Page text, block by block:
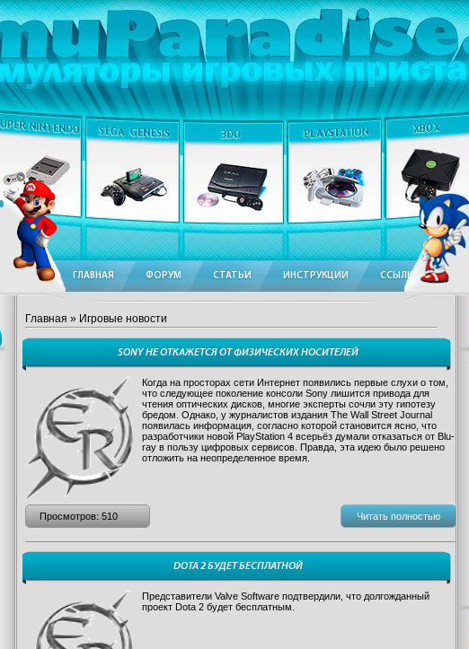
ГЛАВНАЯ ФОРУМ СТАТЬИ ИНСТРУКЦИИ ССЫЛКИ
Главная » Игровые новости
SONY НЕ ОТКАЖЕТСЯ ОТ ФИЗИЧЕСКИХ НОСИТЕЛЕЙ
Когда на просторах сети Интернет появились первые слухи о том,
что следующее поколение консоли Sony лишится привода для
чтения оптических дисков, многие эксперты сочли эту гипотезу
бредом. Однако, у журналистов издания The Wall Street Journal
появилась информация, согласно которой становится ясно, что
разработчики новой PlayStation 4 всерьёз думали отказаться от Blu-
ray в пользу цифровых сервисов. Правда, эта идею было решено
отложить на неопределенное время.
Просмотров: 510 Читать полностью
DOTA 2 БУДЕТ БЕСПЛАТНОЙ
Представители Valve Software подтвердили, что долгожданный
проект Dota 2 будет бесплатным.